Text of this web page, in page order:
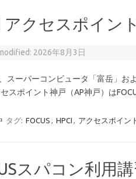
アクセスポイン
2026年8月3日
スーパーコンピュータ「富岳」
スポイント神戸（AP神戸）は
タグ: FOCUS , HPCI , アクセスポイン
スパコン利用